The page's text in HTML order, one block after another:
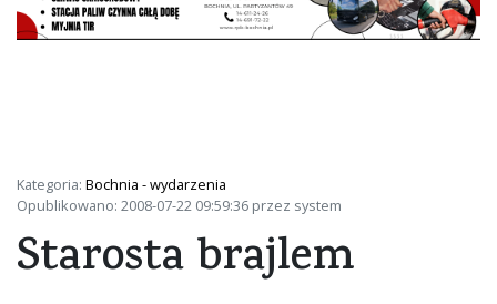
Kategoria: Bochnia - wydarzenia
Opublikowano: 2008-07-22 09:59:36 przez system
Starosta brajlem